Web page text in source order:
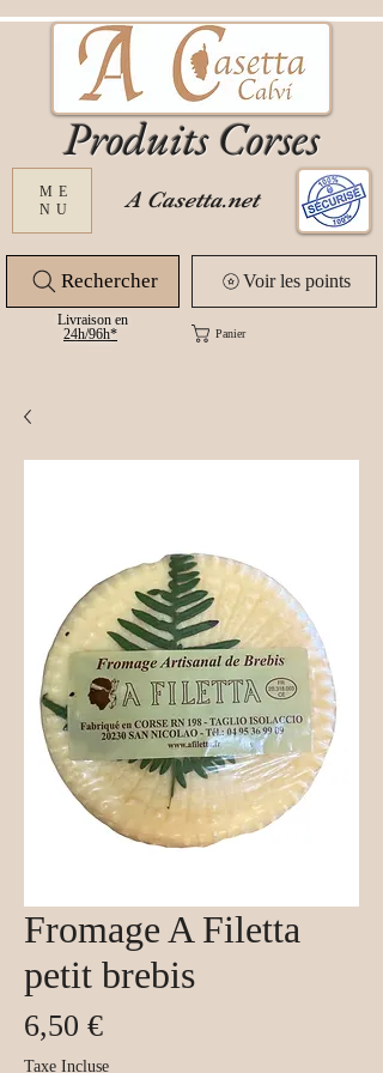
ME
NU
Produits Corses
Livraison en
24h/96h* Panier
Voir les points
A Casetta.net
Rechercher
Fromage A Filetta
petit brebis
6,50 €Prix
Taxe Incluse